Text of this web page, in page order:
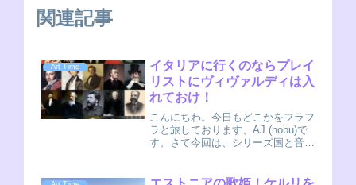
関連記事
Art Time
イタリアに行くのならプレイ
リストにヴィヴァルディは入
れておけ！
こんにちわ。今日もどこかをフラフ
ラと旅しております、AJ (nobu)で
す。さて今回は、シリーズ国と音楽
旅行する前に予習しておきたいアー